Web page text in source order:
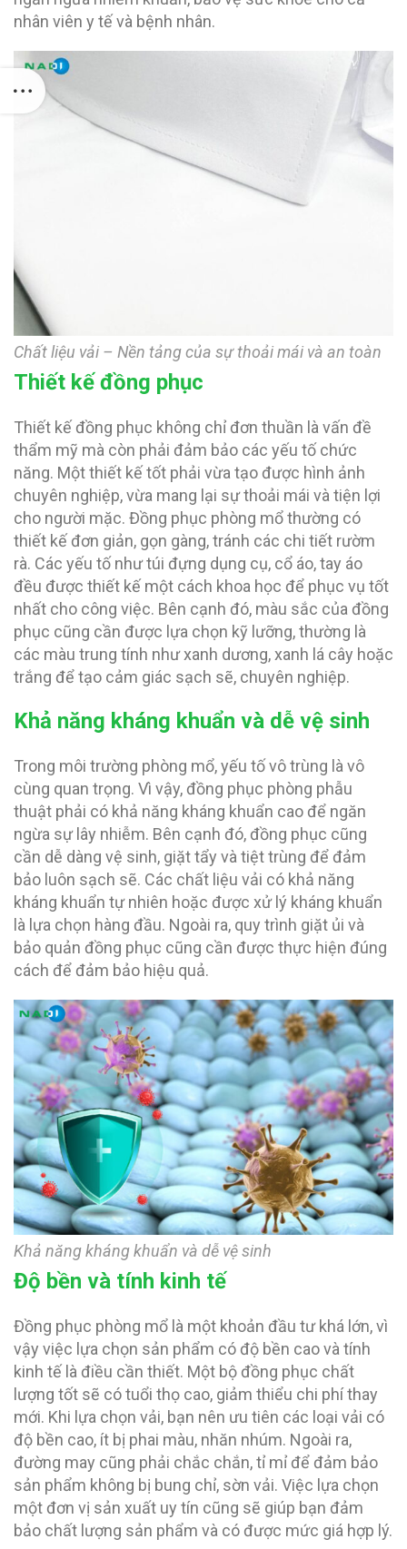
nhân viên y tế và bệnh nhân.
Chất liệu vải – Nền tảng của sự thoải mái và an toàn
Thiết kế đồng phục
Thiết kế đồng phục không chỉ đơn thuần là vấn đề
thẩm mỹ mà còn phải đảm bảo các yếu tố chức
năng. Một thiết kế tốt phải vừa tạo được hình ảnh
chuyên nghiệp, vừa mang lại sự thoải mái và tiện lợi
cho người mặc. Đồng phục phòng mổ thường có
thiết kế đơn giản, gọn gàng, tránh các chi tiết rườm
rà. Các yếu tố như túi đựng dụng cụ, cổ áo, tay áo
đều được thiết kế một cách khoa học để phục vụ tốt
nhất cho công việc. Bên cạnh đó, màu sắc của đồng
phục cũng cần được lựa chọn kỹ lưỡng, thường là
các màu trung tính như xanh dương, xanh lá cây hoặc
trắng để tạo cảm giác sạch sẽ, chuyên nghiệp.
Khả năng kháng khuẩn và dễ vệ sinh
Trong môi trường phòng mổ, yếu tố vô trùng là vô
cùng quan trọng. Vì vậy, đồng phục phòng phẫu
thuật phải có khả năng kháng khuẩn cao để ngăn
ngừa sự lây nhiễm. Bên cạnh đó, đồng phục cũng
cần dễ dàng vệ sinh, giặt tẩy và tiệt trùng để đảm
bảo luôn sạch sẽ. Các chất liệu vải có khả năng
kháng khuẩn tự nhiên hoặc được xử lý kháng khuẩn
là lựa chọn hàng đầu. Ngoài ra, quy trình giặt ủi và
bảo quản đồng phục cũng cần được thực hiện đúng
cách để đảm bảo hiệu quả.
Khả năng kháng khuẩn và dễ vệ sinh
Độ bền và tính kinh tế
Đồng phục phòng mổ là một khoản đầu tư khá lớn, vì
vậy việc lựa chọn sản phẩm có độ bền cao và tính
kinh tế là điều cần thiết. Một bộ đồng phục chất
lượng tốt sẽ có tuổi thọ cao, giảm thiểu chi phí thay
mới. Khi lựa chọn vải, bạn nên ưu tiên các loại vải có
độ bền cao, ít bị phai màu, nhăn nhúm. Ngoài ra,
đường may cũng phải chắc chắn, tỉ mỉ để đảm bảo
sản phẩm không bị bung chỉ, sờn vải. Việc lựa chọn
một đơn vị sản xuất uy tín cũng sẽ giúp bạn đảm
bảo chất lượng sản phẩm và có được mức giá hợp lý.